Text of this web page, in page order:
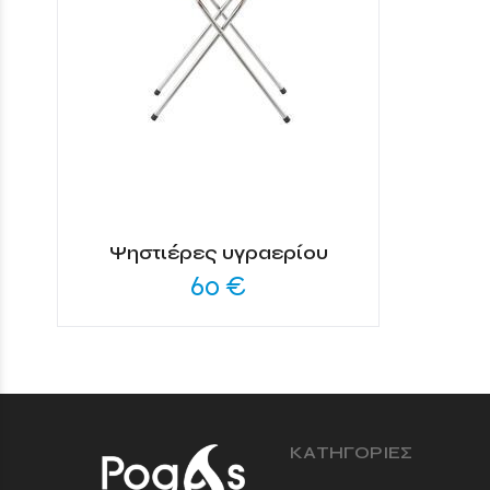
Ψηστιέρες υγραερίου
60 €
ΚΑΤΗΓΟΡΙΕΣ